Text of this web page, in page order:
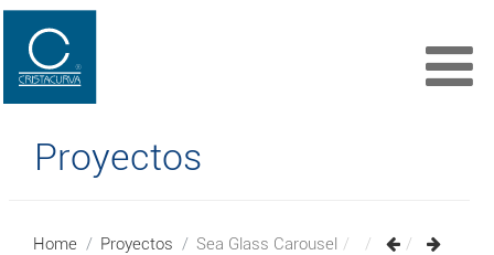
Proyectos
Home Proyectos Sea Glass Carousel